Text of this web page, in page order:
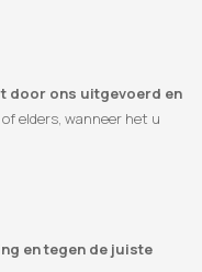
door ons uitgevoerd en
elders, wanneer het u
en tegen de juiste